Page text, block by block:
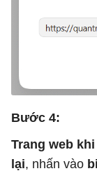
Bước 4:
Trang web
lại, nhấn vào